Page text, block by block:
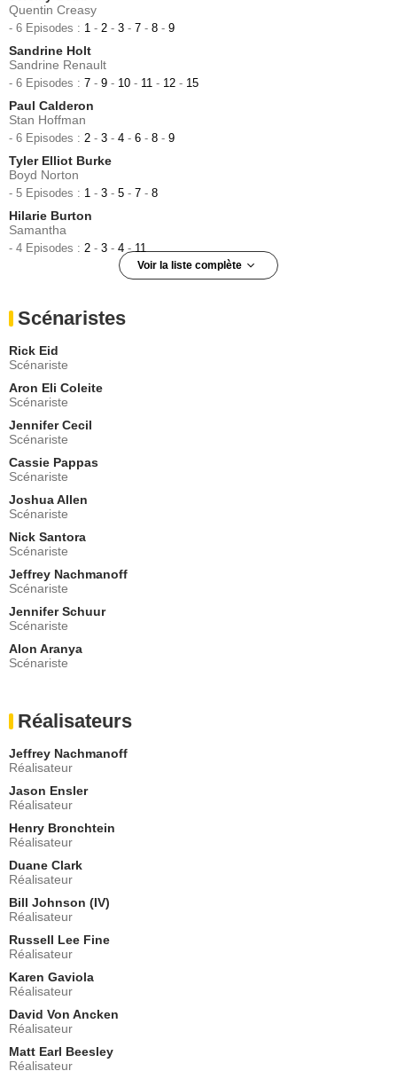
Quentin Creasy
- 6 Episodes : 1 - 2 - 3 - 7 - 8 - 9
Sandrine Holt
Sandrine Renault
- 6 Episodes : 7 - 9 - 10 - 11 - 12 - 15
Paul Calderon
Stan Hoffman
- 6 Episodes : 2 - 3 - 4 - 6 - 8 - 9
Tyler Elliot Burke
Boyd Norton
- 5 Episodes : 1 - 3 - 5 - 7 - 8
Hilarie Burton
Samantha
- 4 Episodes : 2 - 3 - 4 - 11
Voir la liste complète
- 4 Episodes :4-9-12
Angela Nix
- 3 Episodes :
Montego Glover
Lena
- 3 Episodes :1
Dana Ashbrook
Victor
- 2 Episodes :
Tim Ransom
Dr. Hank Evans
- 2 Episodes :9
Danielle Slavick
Infirmière Karen
- 2 Episodes :
Gavin-Keith Umeh
Malik
- 2 Episodes :
Kevin Yamada
Jeremiah Zinger
- 2 Episodes :11-14
Amelia
- 2 Episodes :
Alex Manette
Ted Jankowski
- 2 Episodes :
Maureen Mueller
Kate
- 2 Episodes :
Brady Smith
Vice Président Jay Grant
- 2 Episodes :11
Nina Arianda
Lauren
- 1 Episode :
Ramon Aleman
Prisonnier
Scénaristes
Rick Eid
Scénariste
Aron Eli Coleite
Scénariste
Jennifer Cecil
Scénariste
Cassie Pappas
Scénariste
Joshua Allen
Scénariste
Nick Santora
Scénariste
Jeffrey Nachmanoff
Scénariste
Jennifer Schuur
Scénariste
Alon Aranya
Scénariste
Réalisateurs
Jeffrey Nachmanoff
Réalisateur
Jason Ensler
Réalisateur
Henry Bronchtein
Réalisateur
Duane Clark
Réalisateur
Bill Johnson (IV)
Réalisateur
Russell Lee Fine
Réalisateur
Karen Gaviola
Réalisateur
David Von Ancken
Réalisateur
Matt Earl Beesley
Réalisateur